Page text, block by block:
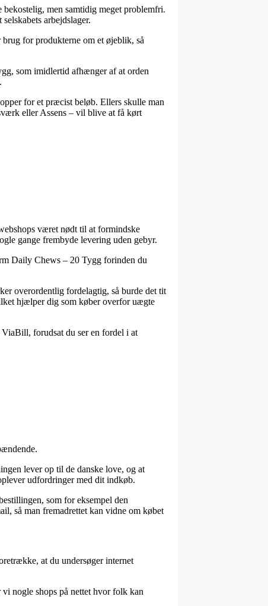
men samtidig meget problemfri.
arbejdslager.
for produkterne om et øjeblik, så
som imidlertid afhænger af at orden
for et præcist beløb. Ellers skulle man
eller Assens – vil blive at få kørt
været nødt til at formindske
gange frembyde levering uden gebyr.
Daily Chews – 20 Tygg forinden du
overordentlig fordelagtig, så burde det tit
hjælper dig som køber overfor uægte
forudsat du ser en fordel i at
lever op til de danske love, og at
udfordringer med dit indkøb.
som for eksempel den
så man fremadrettet kan vidne om købet
at du undersøger internet
nogle shops på nettet hvor folk kan